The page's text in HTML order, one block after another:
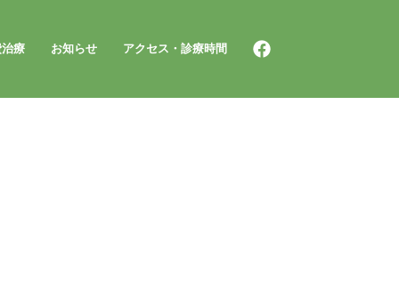
療 お知らせ アクセス・診療時間